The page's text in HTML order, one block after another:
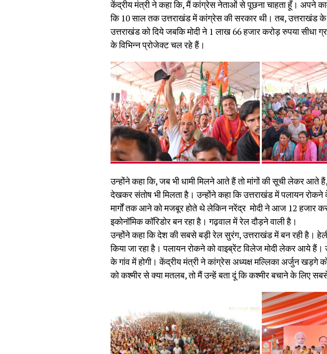
केंद्रीय मंत्री ने कहा कि, मैं कांग्रेस नेताओं से पूछना चाहता हूँ। अपने
कि 10 साल तक उत्तराखंड में कांग्रेस की सरकार थी। तब, उत्तराखंड
उत्तराखंड को दिये जबकि मोदी ने 1 लाख 66 हजार करोड़ रुपया
के विभिन्न प्रोजेक्ट चल रहे हैं।
उन्होंने कहा कि, जब भी धामी मिलने आते हैं तो मांगों की सूची लेकर
देखकर संतोष भी मिलता है। उन्होंने कहा कि उत्तराखंड में पलायन
मार्गों तक आने को मजबूर होते थे लेकिन नरेंद्र मोदी ने आज 12 हजार
इकोनॉमिक कॉरिडोर बन रहा है। गढ़वाल में रेल दौड़ने वाली है।
उन्होंने कहा कि देश की सबसे बड़ी रेल सुरंग, उत्तराखंड में बन रही है। हेली
किया जा रहा है। पलायन रोकने को वाइब्रेंट विलेज मोदी लेकर आये हैं।
के गांव में होगी। केंद्रीय मंत्री ने कांग्रेस अध्यक्ष मल्लिका अर्जुन
को कश्मीर से क्या मतलब, तो मैं उन्हें बता दूं कि कश्मीर बचाने के लिए सबसे